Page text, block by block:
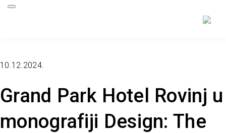
Grand Park Hotel Rovinj u
monografiji Design: The
10.12.2024.